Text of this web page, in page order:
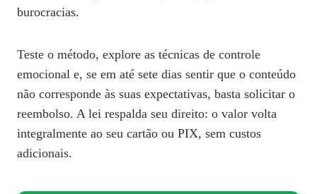
burocracias.
Teste o método, explore as técnicas de controle
emocional e, se em até sete dias sentir que o conteúdo
não corresponde às suas expectativas, basta solicitar o
reembolso. A lei respalda seu direito: o valor volta
integralmente ao seu cartão ou PIX, sem custos
adicionais.